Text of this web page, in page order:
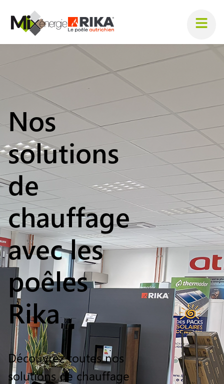
Nos
solutions
de
chauffage
avec les
poêles
Rika
Découvrez toutes nos
solutions de chauffage